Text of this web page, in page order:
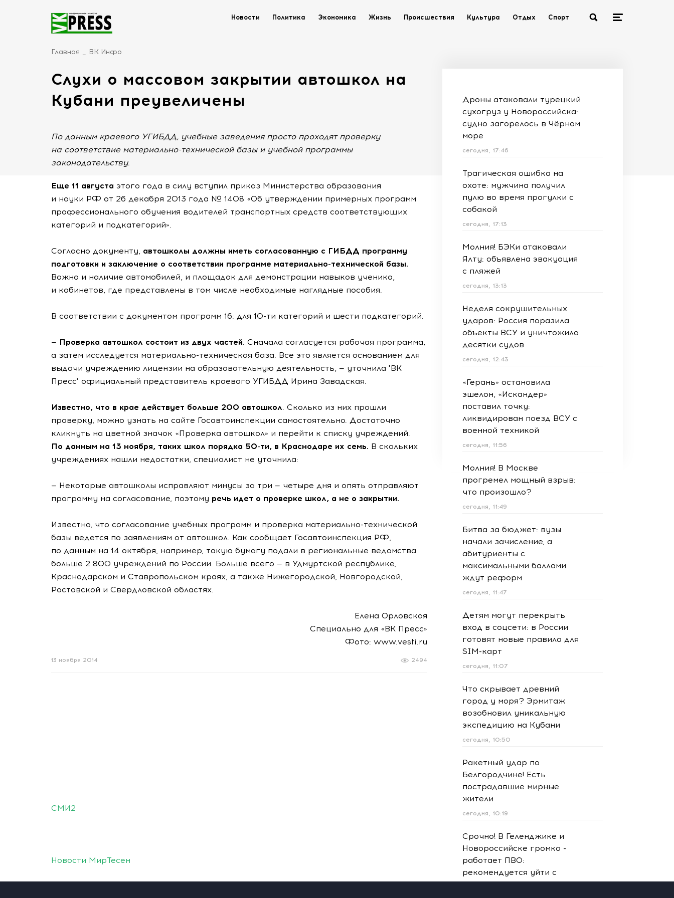
Новости Политика Экономика Жизнь Происшествия Культура Отдых Спорт
Главная ВК Инфо
Слухи о массовом закрытии автошкол на
Кубани преувеличены
По данным краевого УГИБДД, учебные заведения просто проходят проверку
на соответствие материально-технической базы и учебной программы
законодательству.
Еще 11 августа этого года в силу вступил приказ Министерства образования
и науки РФ от 26 декабря 2013 года № 1408 «Об утверждении примерных программ
профессионального обучения водителей транспортных средств соответствующих
категорий и подкатегорий».
Согласно документу, автошколы должны иметь согласованную с ГИБДД программу
подготовки и заключение о соответствии программе материально-технической базы.
Важно и наличие автомобилей, и площадок для демонстрации навыков ученика,
и кабинетов, где представлены в том числе необходимые наглядные пособия.
В соответствии с документом программ 16: для 10-ти категорий и шести подкатегорий.
— Проверка автошкол состоит из двух частей. Сначала согласуется рабочая программа,
а затем исследуется материально-техническая база. Все это является основанием для
выдачи учреждению лицензии на образовательную деятельность, — уточнила "ВК
Пресс" официальный представитель краевого УГИБДД Ирина Завадская.
Известно, что в крае действует больше 200 автошкол. Сколько из них прошли
проверку, можно узнать на сайте Госавтоинспекции самостоятельно. Достаточно
кликнуть на цветной значок «Проверка автошкол» и перейти к списку учреждений.
По данным на 13 ноября, таких школ порядка 50-ти, в Краснодаре их семь. В скольких
учреждениях нашли недостатки, специалист не уточнила:
— Некоторые автошколы исправляют минусы за три — четыре дня и опять отправляют
программу на согласование, поэтому речь идет о проверке школ, а не о закрытии.
Известно, что согласование учебных программ и проверка материально-технической
базы ведется по заявлениям от автошкол. Как сообщает Госавтоинспекция РФ,
по данным на 14 октября, например, такую бумагу подали в региональные ведомства
больше 2 800 учреждений по России. Больше всего — в Удмуртской республике,
Краснодарском и Ставропольском краях, а также Нижегородской, Новгородской,
Ростовской и Свердловской областях.
Елена Орловская
Специально для «ВК Пресс»
Фото: www.vesti.ru
2494
13 ноября 2014
Дроны атаковали турецкий
сухогруз у Новороссийска:
судно загорелось в Чёрном
море
сегодня, 17:46
Трагическая ошибка на
охоте: мужчина получил
пулю во время прогулки с
собакой
сегодня, 17:13
Молния! БЭКи атаковали
Ялту: объявлена эвакуация
с пляжей
сегодня, 13:13
Неделя сокрушительных
ударов: Россия поразила
объекты ВСУ и уничтожила
десятки судов
сегодня, 12:43
«Герань» остановила
эшелон, «Искандер»
поставил точку:
ликвидирован поезд ВСУ с
военной техникой
сегодня, 11:56
Молния! В Москве
прогремел мощный взрыв:
что произошло?
сегодня, 11:49
Битва за бюджет: вузы
начали зачисление, а
абитуриенты с
максимальными баллами
ждут реформ
сегодня, 11:47
Детям могут перекрыть
вход в соцсети: в России
готовят новые правила для
SIM-карт
сегодня, 11:07
Что скрывает древний
город у моря? Эрмитаж
возобновил уникальную
экспедицию на Кубани
сегодня, 10:50
Ракетный удар по
Белгородчине! Есть
пострадавшие мирные
жители
сегодня, 10:19
Срочно! В Геленджике и
Новороссийске громко -
работает ПВО:
рекомендуется уйти с
пляжей
СМИ2
Новости МирТесен